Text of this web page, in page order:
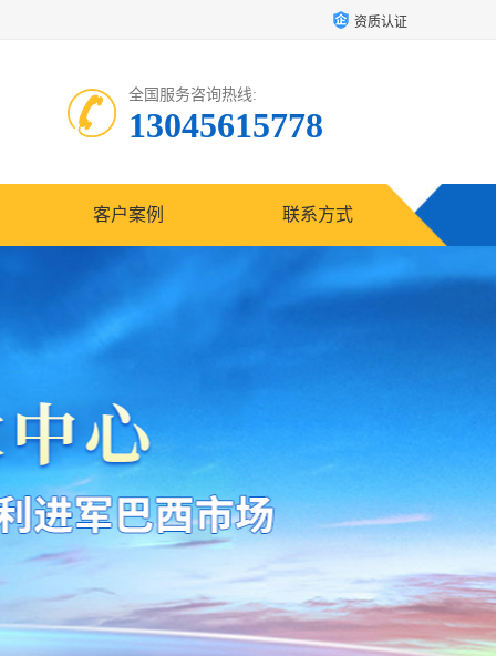
资质认证
全国服务咨询热线:
13045615778
客户案例 联系方式